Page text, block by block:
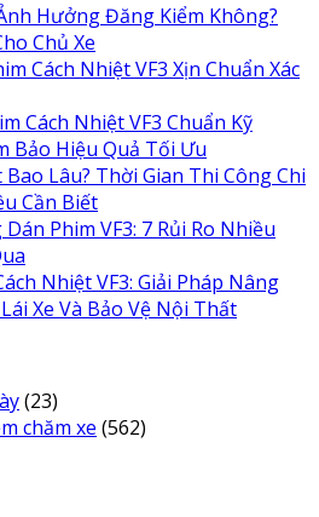
Hưởng Đăng Kiểm Không?
Chủ Xe
Cách Nhiệt VF3 Xịn Chuẩn Xác
Cách Nhiệt VF3 Chuẩn Kỹ
Bảo Hiệu Quả Tối Ưu
Bao Lâu? Thời Gian Thi Công Chi
Cần Biết
Phim VF3: 7 Rủi Ro Nhiều
Nhiệt VF3: Giải Pháp Nâng
Xe Và Bảo Vệ Nội Thất
(23)
chăm xe (562)